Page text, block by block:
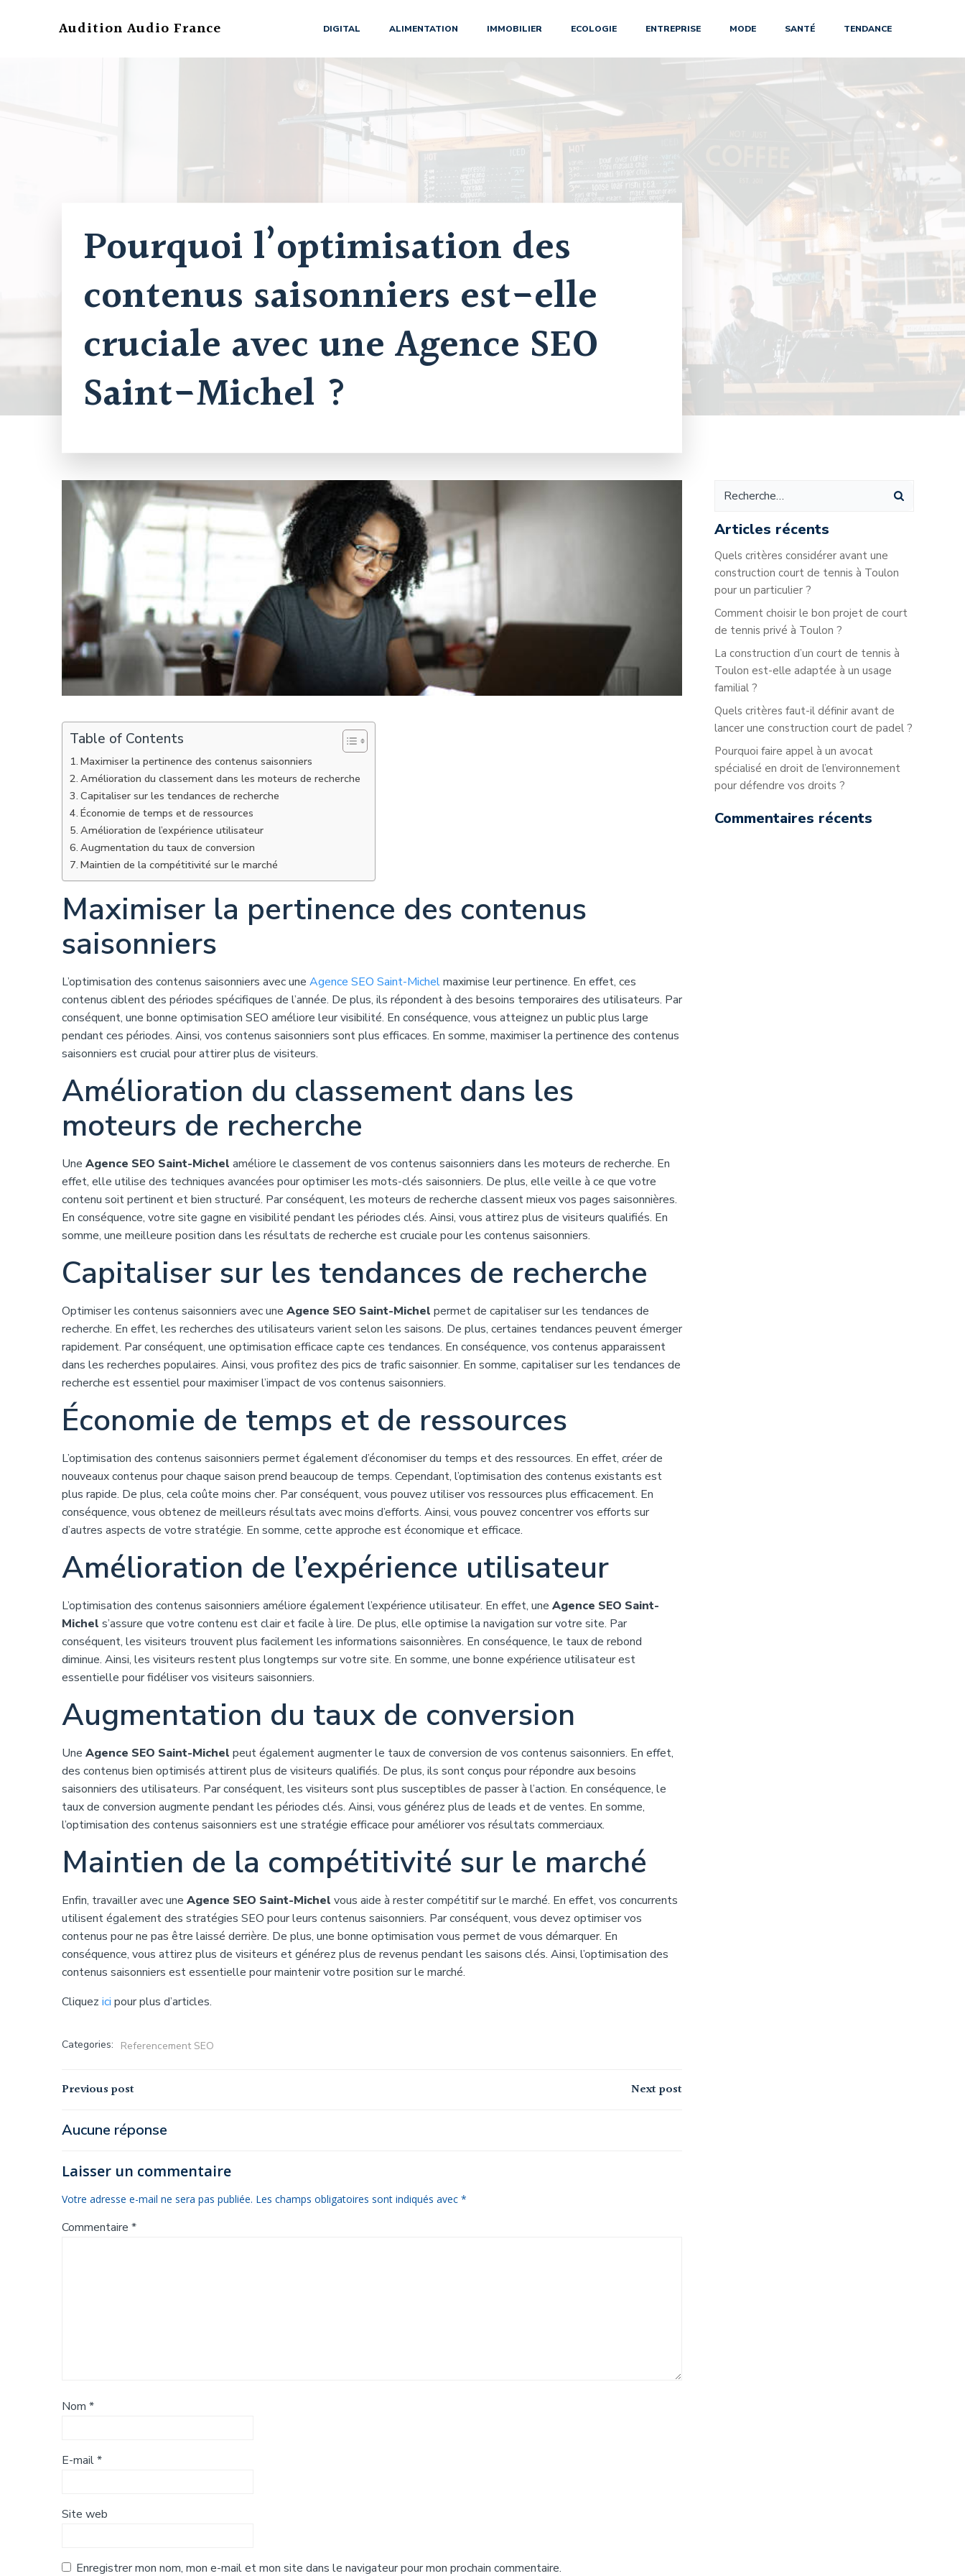
Audition Audio France DIGITAL ALIMENTATION IMMOBILIER ECOLOGIE ENTREPRISE MODE SANTÉ TENDANCE
Pourquoi l’optimisation des
contenus saisonniers est-elle
cruciale avec une Agence SEO
Saint-Michel ?
Table of Contents
Maximiser la pertinence des contenus saisonniers
Amélioration du classement dans les moteurs de recherche
Capitaliser sur les tendances de recherche
Économie de temps et de ressources
Amélioration de l’expérience utilisateur
Augmentation du taux de conversion
Maintien de la compétitivité sur le marché
Maximiser la pertinence des contenus
saisonniers
L’optimisation des contenus saisonniers avec une Agence SEO Saint-Michelmaximise leur pertinence. En effet, ces
contenus ciblent des périodes spécifiques de l’année. De plus, ils répondent à des besoins temporaires des utilisateurs. Par
conséquent, une bonne optimisation SEO améliore leur visibilité. En conséquence, vous atteignez un public plus large
pendant ces périodes. Ainsi, vos contenus saisonniers sont plus efficaces. En somme, maximiser la pertinence des contenus
saisonniers est crucial pour attirer plus de visiteurs.
Amélioration du classement dans les
moteurs de recherche
Une Agence SEO Saint-Michel améliore le classement de vos contenus saisonniers dans les moteurs de recherche. En
effet, elle utilise des techniques avancées pour optimiser les mots-clés saisonniers. De plus, elle veille à ce que votre
contenu soit pertinent et bien structuré. Par conséquent, les moteurs de recherche classent mieux vos pages saisonnières.
En conséquence, votre site gagne en visibilité pendant les périodes clés. Ainsi, vous attirez plus de visiteurs qualifiés. En
somme, une meilleure position dans les résultats de recherche est cruciale pour les contenus saisonniers.
Capitaliser sur les tendances de recherche
Optimiser les contenus saisonniers avec une Agence SEO Saint-Michel permet de capitaliser sur les tendances de
recherche. En effet, les recherches des utilisateurs varient selon les saisons. De plus, certaines tendances peuvent émerger
rapidement. Par conséquent, une optimisation efficace capte ces tendances. En conséquence, vos contenus apparaissent
dans les recherches populaires. Ainsi, vous profitez des pics de trafic saisonnier. En somme, capitaliser sur les tendances de
recherche est essentiel pour maximiser l’impact de vos contenus saisonniers.
Économie de temps et de ressources
L’optimisation des contenus saisonniers permet également d’économiser du temps et des ressources. En effet, créer de
nouveaux contenus pour chaque saison prend beaucoup de temps. Cependant, l’optimisation des contenus existants est
plus rapide. De plus, cela coûte moins cher. Par conséquent, vous pouvez utiliser vos ressources plus efficacement. En
conséquence, vous obtenez de meilleurs résultats avec moins d’efforts. Ainsi, vous pouvez concentrer vos efforts sur
d’autres aspects de votre stratégie. En somme, cette approche est économique et efficace.
Amélioration de l’expérience utilisateur
L’optimisation des contenus saisonniers améliore également l’expérience utilisateur. En effet, une Agence SEO Saint-
Michel s’assure que votre contenu est clair et facile à lire. De plus, elle optimise la navigation sur votre site. Par
conséquent, les visiteurs trouvent plus facilement les informations saisonnières. En conséquence, le taux de rebond
diminue. Ainsi, les visiteurs restent plus longtemps sur votre site. En somme, une bonne expérience utilisateur est
essentielle pour fidéliser vos visiteurs saisonniers.
Augmentation du taux de conversion
Une Agence SEO Saint-Michel peut également augmenter le taux de conversion de vos contenus saisonniers. En effet,
des contenus bien optimisés attirent plus de visiteurs qualifiés. De plus, ils sont conçus pour répondre aux besoins
saisonniers des utilisateurs. Par conséquent, les visiteurs sont plus susceptibles de passer à l’action. En conséquence, le
taux de conversion augmente pendant les périodes clés. Ainsi, vous générez plus de leads et de ventes. En somme,
l’optimisation des contenus saisonniers est une stratégie efficace pour améliorer vos résultats commerciaux.
Maintien de la compétitivité sur le marché
Enfin, travailler avec une Agence SEO Saint-Michel vous aide à rester compétitif sur le marché. En effet, vos concurrents
utilisent également des stratégies SEO pour leurs contenus saisonniers. Par conséquent, vous devez optimiser vos
contenus pour ne pas être laissé derrière. De plus, une bonne optimisation vous permet de vous démarquer. En
conséquence, vous attirez plus de visiteurs et générez plus de revenus pendant les saisons clés. Ainsi, l’optimisation des
contenus saisonniers est essentielle pour maintenir votre position sur le marché.
Cliquez ici pour plus d’articles.
Categories: Referencement SEO
Navigation
de
l’article
Previous post Next post
Aucune réponse
Laisser un commentaire
Votre adresse e-mail ne sera pas publiée. Les champs obligatoires sont indiqués avec *
Commentaire *
Nom *
E-mail*
Site web
Enregistrer mon nom, mon e-mail et mon site dans le navigateur pour mon prochain commentaire.
Articles récents
Quels critères considérer avant une
construction court de tennis à Toulon
pour un particulier ?
Comment choisir le bon projet de court
de tennis privé à Toulon ?
La construction d’un court de tennis à
Toulon est-elle adaptée à un usage
familial ?
Quels critères faut-il définir avant de
lancer une construction court de padel ?
Pourquoi faire appel à un avocat
spécialisé en droit de l’environnement
pour défendre vos droits ?
Commentaires récents